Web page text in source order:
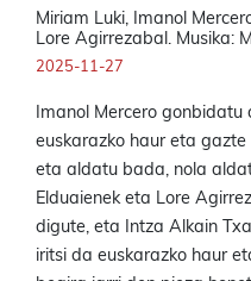
Miriam Luki, Imanol
Lore Agirrezabal. Musika:
2025-11-27
Imanol Mercero
euskarazko haur eta
eta aldatu bada, nola
Elduaienek eta Lore
digute, eta Intza Alkain
iritsi da euskarazko haur